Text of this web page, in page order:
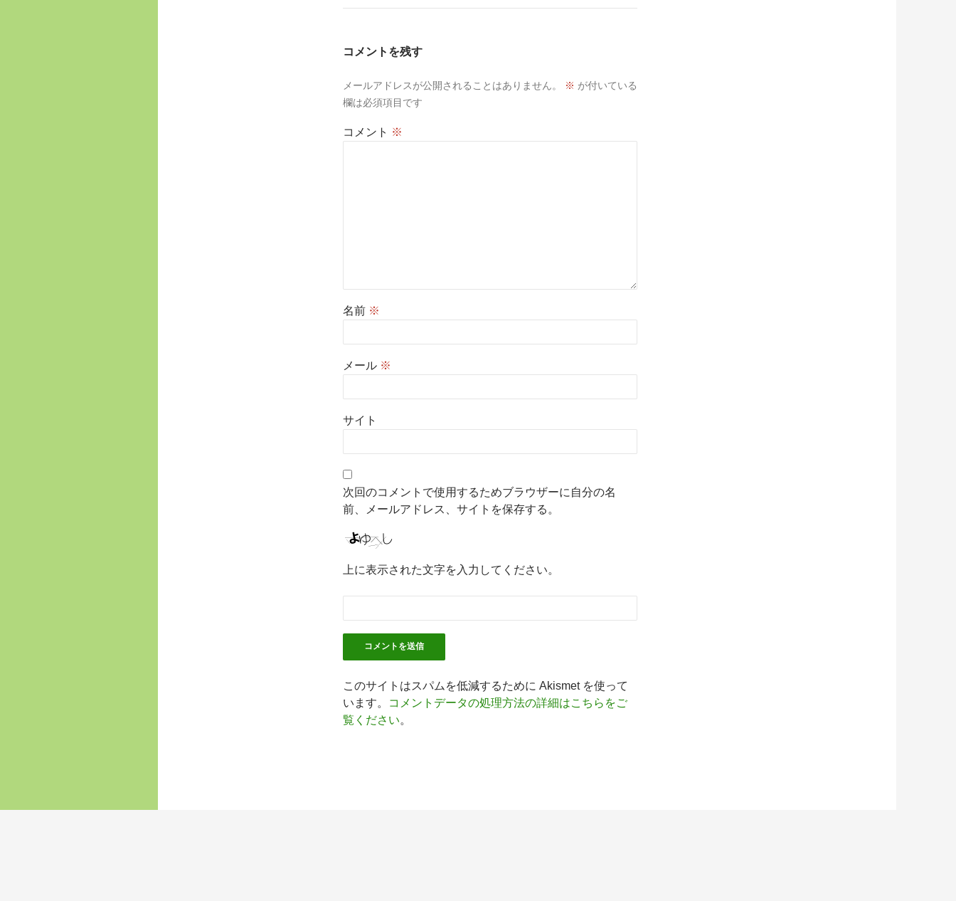
ー
ョ
コメントを残す
メールアドレスが公開されることはありません。 ※ が付いている
欄は必須項目です
コメント ※
名前 ※
メール ※
サイト
次回のコメントで使用するためブラウザーに自分の名
前、メールアドレス、サイトを保存する。
上に表示された文字を入力してください。
このサイトはスパムを低減するために Akismet を使って
います。
コメントデータの処理方法の詳細はこちらをご
覧ください。